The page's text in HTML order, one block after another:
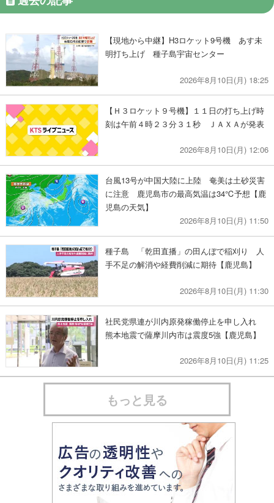
【現地から中継】H3ロケット9号機 あす未
明打ち上げ 種子島宇宙センター
2026年8月10日(月) 18:25
【Ｈ３ロケット９号機】１１日の打ち上げ時
刻は午前４時２３分３１秒 ＪＡＸＡが発表
2026年8月10日(月) 12:06
台風13号が中国大陸に上陸 奄美は土砂災害
に注意 鹿児島市の最高気温は34℃予想【鹿
児島の天気】
2026年8月10日(月) 11:50
種子島 「乾田直播」の田んぼで稲刈り 人
手不足の解消や経費削減に期待【鹿児島】
2026年8月10日(月) 11:30
社民党県連が川内原発稼働停止を申し入れ
熊本地震で薩摩川内市は震度5強【鹿児島】
2026年8月10日(月) 11:25
もっと見る